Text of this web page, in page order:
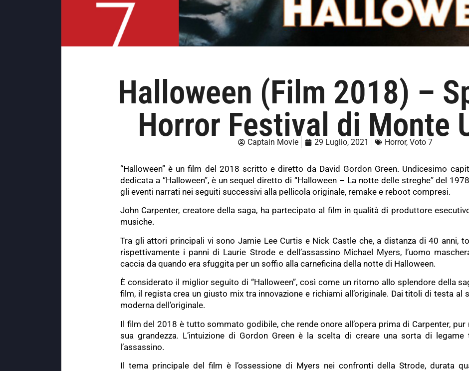
Halloween (Film 2018) –
Horror Festival di Monte
Captain Movie 29 Luglio, 2021 Horror, Voto 7
“Halloween” è un film del 2018 scritto e diretto da David Gordon Green. Undicesimo
dedicata a “Halloween”, è un sequel diretto di “Halloween – La notte delle streghe” del
gli eventi narrati nei seguiti successivi alla pellicola originale, remake e reboot compresi.
John Carpenter, creatore della saga, ha partecipato al film in qualità di produttore
musiche.
Tra gli attori principali vi sono Jamie Lee Curtis e Nick Castle che, a distanza di 40 anni,
rispettivamente i panni di Laurie Strode e dell’assassino Michael Myers, l’uomo
caccia da quando era sfuggita per un soffio alla carneficina della notte di Halloween.
È considerato il miglior seguito di “Halloween”, così come un ritorno allo splendore della
film, il regista crea un giusto mix tra innovazione e richiami all’originale. Dai titoli di testa al
moderna dell’originale.
Il film del 2018 è tutto sommato godibile, che rende onore all’opera prima di Carpenter, pur
sua grandezza. L’intuizione di Gordon Green è la scelta di creare una sorta di
l’assassino.
Il tema principale del film è l’ossessione di Myers nei confronti della Strode, durata